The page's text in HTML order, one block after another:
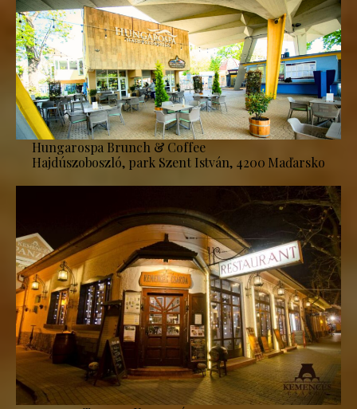
Hungarospa Brunch & Coffee
Hajdúszoboszló, park Szent István, 4200 Maďarsko